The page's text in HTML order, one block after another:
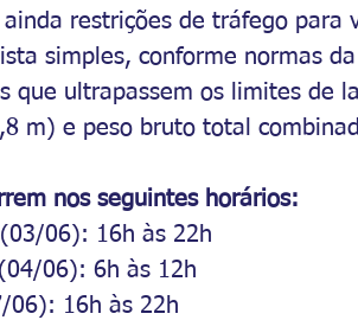
restrições de tráfego para
simples, conforme normas da
que ultrapassem os limites de
m) e peso bruto total
nos seguintes horários:
06): 16h às 22h
06): 6h às 12h
06): 16h às 22h